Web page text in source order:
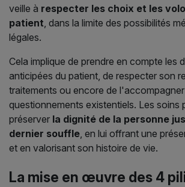
veille à respecter les choix et les
patient , dans la limite des possibilités
légales.
Cela implique de prendre en compte les
anticipées du patient, de respecter son
traitements ou encore de
questionnements existentiels. Les soins
préserver la dignité de la personne
dernier souffle , en lui offrant une
et en valorisant son histoire de vie.
La mise en œuvre des 4